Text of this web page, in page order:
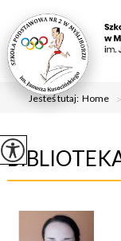
Jesteś tutaj:Home >